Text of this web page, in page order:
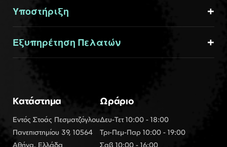
Υποστήριξη
Εξυπηρέτηση Πελατών
Κατάστημα
Εντός Στοάς Πεσματζόγλου
Πανεπιστημίου 39, 10564
Αθήνα, Ελλάδα
Ωράριο
Δευ-Τετ 10:00 - 18:00
Τρι-Πεμ-Παρ 10:00 - 19:00
Σαβ 10:00 - 16:00